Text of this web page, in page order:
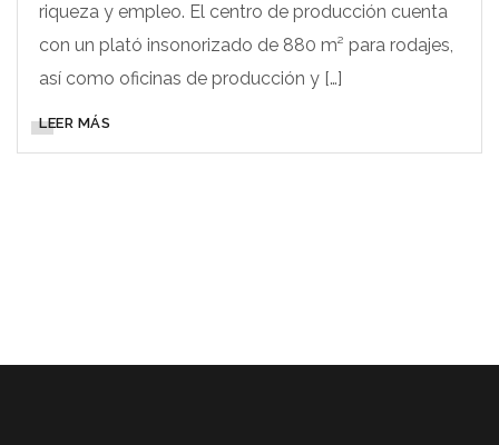
riqueza y empleo. El centro de producción cuenta
con un plató insonorizado de 880 m² para rodajes,
así como oficinas de producción y […]
LEER MÁS